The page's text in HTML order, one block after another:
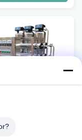
Ters Ozmoz